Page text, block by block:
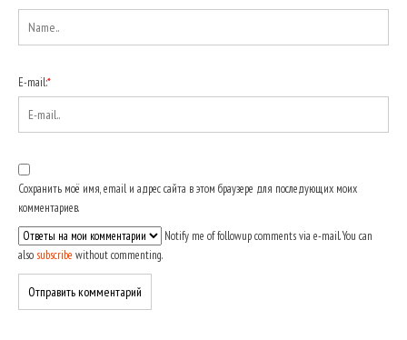
E-mail:*
Сохранить моё имя, email и адрес сайта в этом браузере для последующих моих
комментариев.
Notify me of followup comments via e-mail. You can
also subscribe without commenting.